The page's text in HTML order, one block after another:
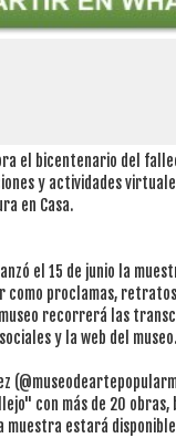
el bicentenario del
y actividades
en Casa.
el 15 de junio la
como proclamas,
recorrerá las
y la web del museo.
con más de 20
estará